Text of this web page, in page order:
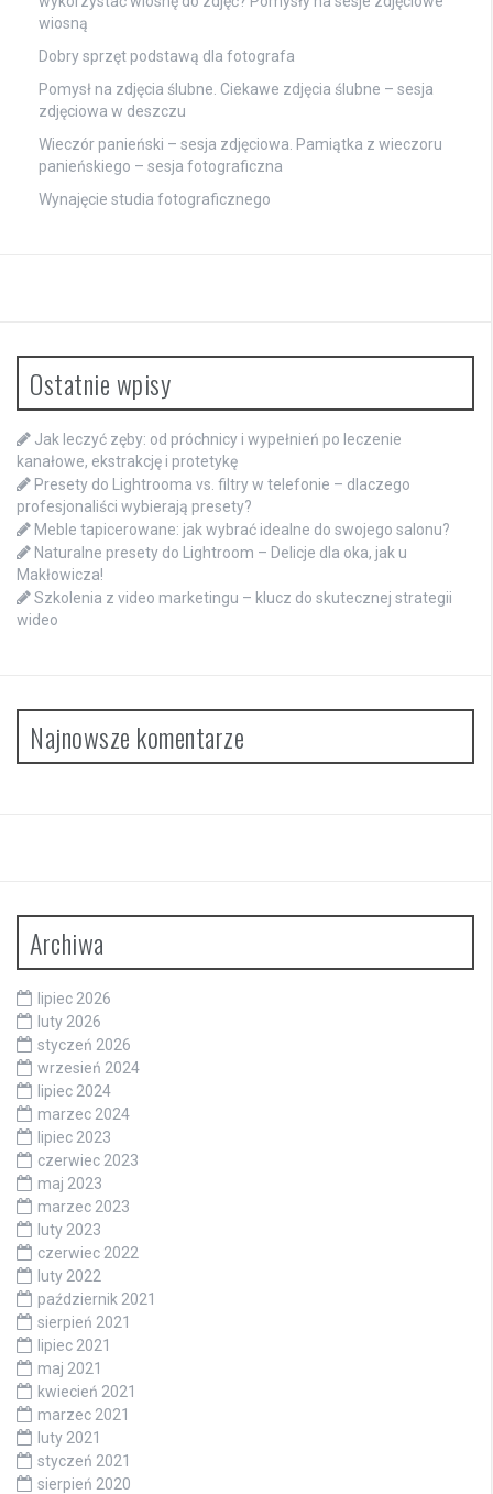
wiosną
Dobry sprzęt podstawą dla fotografa
Pomysł na zdjęcia ślubne. Ciekawe zdjęcia ślubne – sesja
zdjęciowa w deszczu
Wieczór panieński – sesja zdjęciowa. Pamiątka z wieczoru
panieńskiego – sesja fotograficzna
Wynajęcie studia fotograficznego
Ostatnie wpisy
Jak leczyć zęby: od próchnicy i wypełnień po leczenie
kanałowe, ekstrakcję i protetykę
Presety do Lightrooma vs. filtry w telefonie – dlaczego
profesjonaliści wybierają presety?
Meble tapicerowane: jak wybrać idealne do swojego salonu?
Naturalne presety do Lightroom – Delicje dla oka, jak u
Makłowicza!
Szkolenia z video marketingu – klucz do skutecznej strategii
wideo
Najnowsze komentarze
Archiwa
lipiec 2026
luty 2026
styczeń 2026
wrzesień 2024
lipiec 2024
marzec 2024
lipiec 2023
czerwiec 2023
maj 2023
marzec 2023
luty 2023
czerwiec 2022
luty 2022
październik 2021
sierpień 2021
lipiec 2021
maj 2021
kwiecień 2021
marzec 2021
luty 2021
styczeń 2021
sierpień 2020